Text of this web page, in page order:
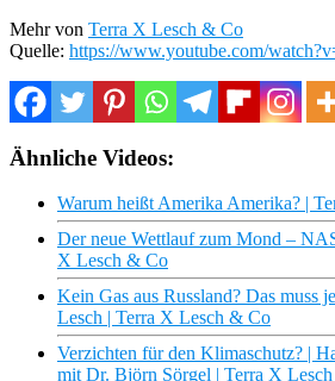
Mehr von Terra X Lesch & Co
Quelle: https://www.youtube.com/
Ähnliche Videos:
Warum heißt Amerika Amerika? |
Der neue Wettlauf zum Mond –
X Lesch & Co
Kein Gas aus Russland? Das muss
Lesch | Terra X Lesch & Co
Verzichten für den Klimaschutz? |
mit Dr. Björn Sörgel | Terra X